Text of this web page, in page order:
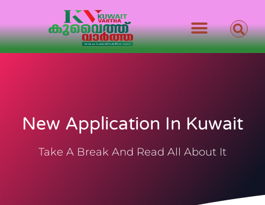
New Application In Kuwait
Take A Break And Read All About It